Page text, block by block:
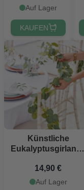
Auf Lager
KAUFEN
Künstliche
Eukalyptusgirlande
14,90 €
Auf Lager